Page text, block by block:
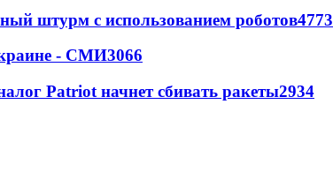
штурм с использованием роботов4773
- СМИ3066
Patriot начнет сбивать ракеты2934